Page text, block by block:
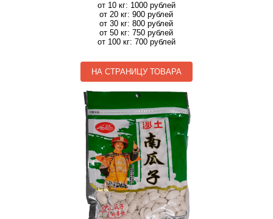
от 10 кг: 1000 рублей
от 20 кг: 900 рублей
от 30 кг: 800 рублей
от 50 кг: 750 рублей
от 100 кг: 700 рублей
НА СТРАНИЦУ ТОВАРА